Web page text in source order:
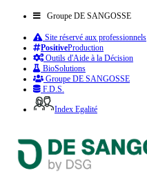
Groupe DE SANGOSSE
Site réservé aux professionnels
PositiveProduction
Outils d'Aide à la Décision
BioSolutions
Groupe DE SANGOSSE
F.D.S.
Index Egalité